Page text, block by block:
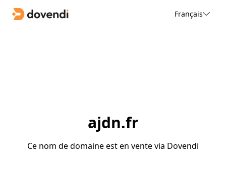
Français
ajdn.fr
Ce nom de domaine est en vente via Dovendi